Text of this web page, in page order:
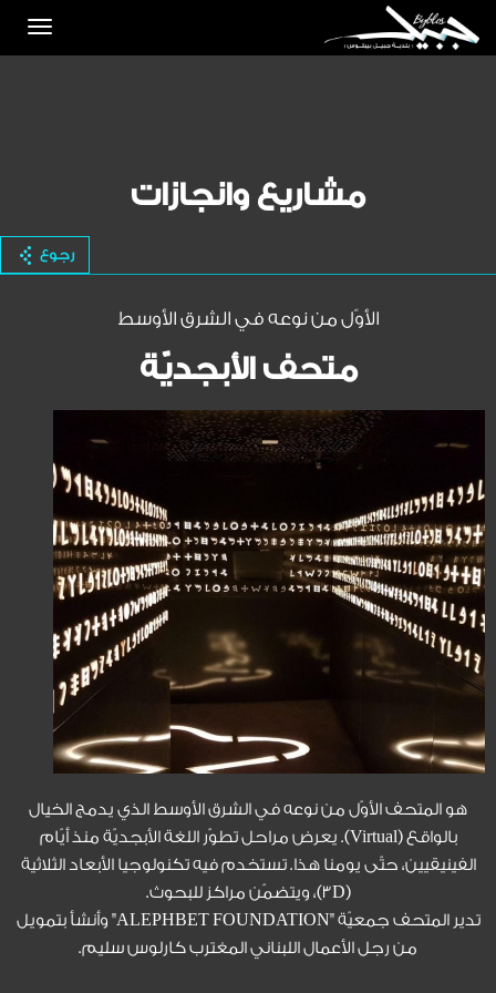
مشاريع وانجازات
رجوع
الأوّل من نوعه في الشرق الأوسط
متحف الأبجديّة
هو المتحف الأوّل من نوعه في الشرق الأوسط الذي يدمج الخيال
بالواقع (Virtual). يعرض مراحل تطوّر اللغة الأبجديّة منذ أيّام
الفينيقيين، حتّى يومنا هذا. تستخدم فيه تكنولوجيا الأبعاد الثلاثية
(3D)، ويتضمّن مراكز للبحوث.
تدير المتحف جمعيّة "ALEPHBET FOUNDATION" وأنشأ بتمويل
من رجل الأعمال اللبناني المغترب كارلوس سليم.